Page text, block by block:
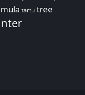
tartu tree